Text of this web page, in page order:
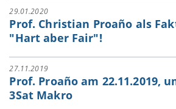
29.01.2020
Prof. Christian Proaño als
"Hart aber Fair"!
27.11.2019
Prof. Proaño am 22.11.2019,
3Sat Makro